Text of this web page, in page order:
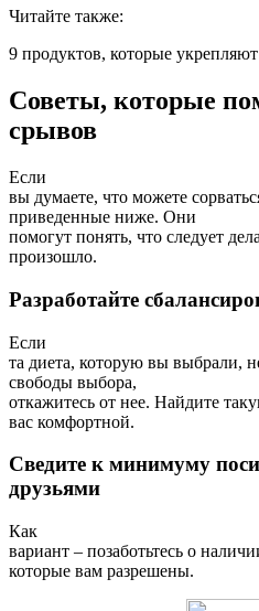
Читайте также:
9 продуктов, которые
Советы, которые
срывов
Если
вы думаете, что можете
приведенные ниже. Они
помогут понять, что следует
произошло.
Разработайте
Если
та диета, которую вы выбрали,
свободы выбора,
откажитесь от нее. Найдите
вас комфортной.
Сведите к минимуму
друзьями
Как
вариант – позаботьтесь о
которые вам разрешены.